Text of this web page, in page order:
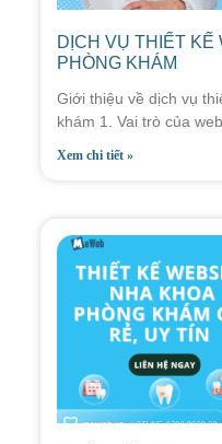
DỊCH VỤ THIẾT KẾ
PHÒNG KHÁM
Giới thiệu về dịch vụ
khám 1. Vai trò của
Xem chi tiết »